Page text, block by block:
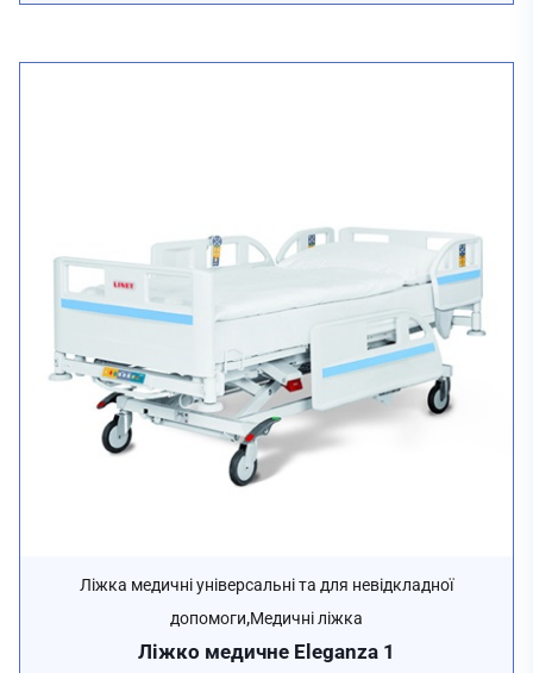
Ліжка медичні універсальні та для невідкладної
допомоги,Медичні ліжка
Ліжко медичне Eleganza 1